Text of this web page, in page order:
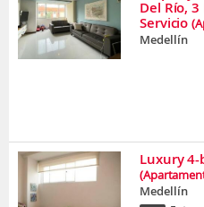
Del Río,
Servicio
Medellín
Luxury
Medellín